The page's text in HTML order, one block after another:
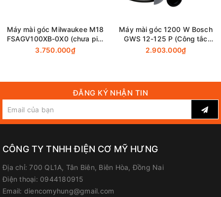
Máy mài góc Milwaukee M18
FSAGV100XB-0X0 (chưa pin,
sạc)
3.750.000₫
Máy mài góc 1200 W Bosch
GWS 12-125 P (Công tắc
bóp)
2.903.000₫
ĐĂNG KÝ NHẬN TIN
CÔNG TY TNHH ĐIỆN CƠ MỸ HƯNG
Địa chỉ: 700 QL1A, Tân Biên, Biên Hòa, Đồng Nai
Điện thoại: 0944180915
Email: diencomyhung@gmail.com